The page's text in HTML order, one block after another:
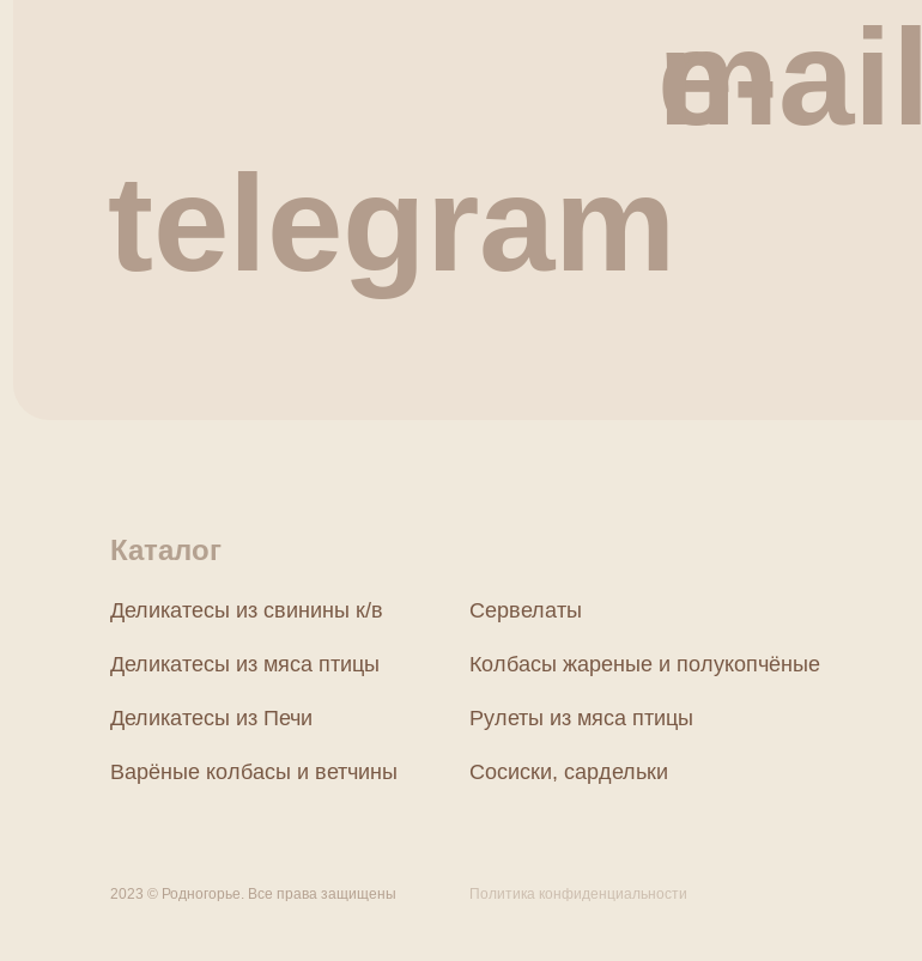
e-mail
telegram
Каталог
Деликатесы из свинины к/в
Деликатесы из мяса птицы
Деликатесы из Печи
Варёные колбасы и ветчины
Сервелаты
Колбасы жареные и полукопчёные
Рулеты из мяса птицы
Сосиски, сардельки
2023 © Родногорье. Все права защищены Политика конфиденциальности